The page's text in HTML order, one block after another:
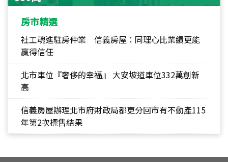
房市精選
社工魂進駐房仲業 信義房屋：同理心比業績更能
贏得信任
北市車位『奢侈的幸福』 大安坡道車位332萬創新
高
信義房屋辦理北市府財政局都更分回市有不動產115
年第2次標售結果